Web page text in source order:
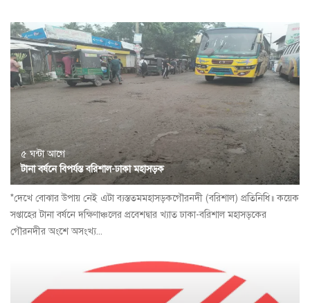
৫ ঘন্টা আগে
টানা বর্ষনে বিপর্যস্ত বরিশাল-ঢাকা মহাসড়ক
*দেখে বোঝার উপায় নেই এটা ব্যস্ততমমহাসড়কগৌরনদী (বরিশাল) প্রতিনিধি॥ কয়েক
সপ্তাহের টানা বর্ষনে দক্ষিণাঞ্চলের প্রবেশদ্বার খ্যাত ঢাকা-বরিশাল মহাসড়কের
গৌরনদীর অংশে অসংখ্য...